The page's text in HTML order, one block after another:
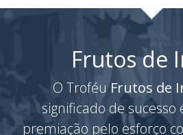
Frutos de